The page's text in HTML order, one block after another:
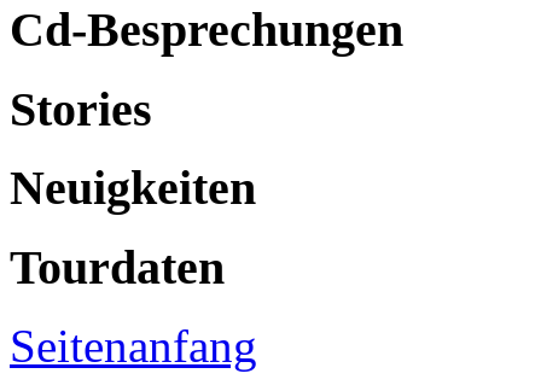
Cd-Besprechungen
Stories
Neuigkeiten
Tourdaten
Seitenanfang